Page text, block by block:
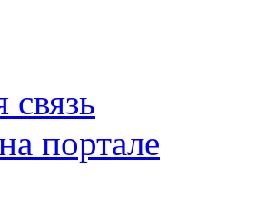
связь
портале